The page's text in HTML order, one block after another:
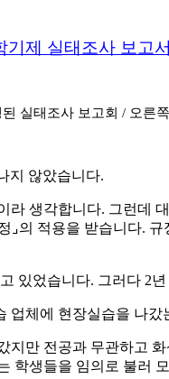
제 실태조사 보고
실태조사 보고회 / 오른
지 않았습니다.
생각합니다. 그런데
의 적용을 받습니다.
있었습니다. 그러다 2
체에 현장실습을 나
만 전공과 무관하고
생들을 임의로 불러